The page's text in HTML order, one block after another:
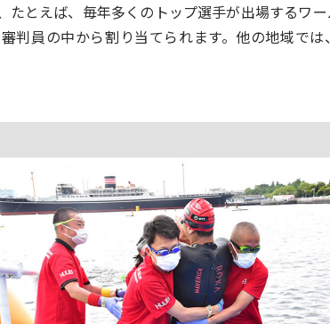
たとえば、毎年多くのトップ選手が出場するワ
判員の中から割り当てられます。他の地域で